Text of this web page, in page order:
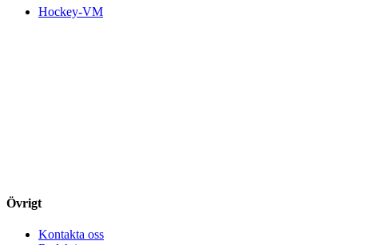
Hockey-VM
Övrigt
Kontakta oss